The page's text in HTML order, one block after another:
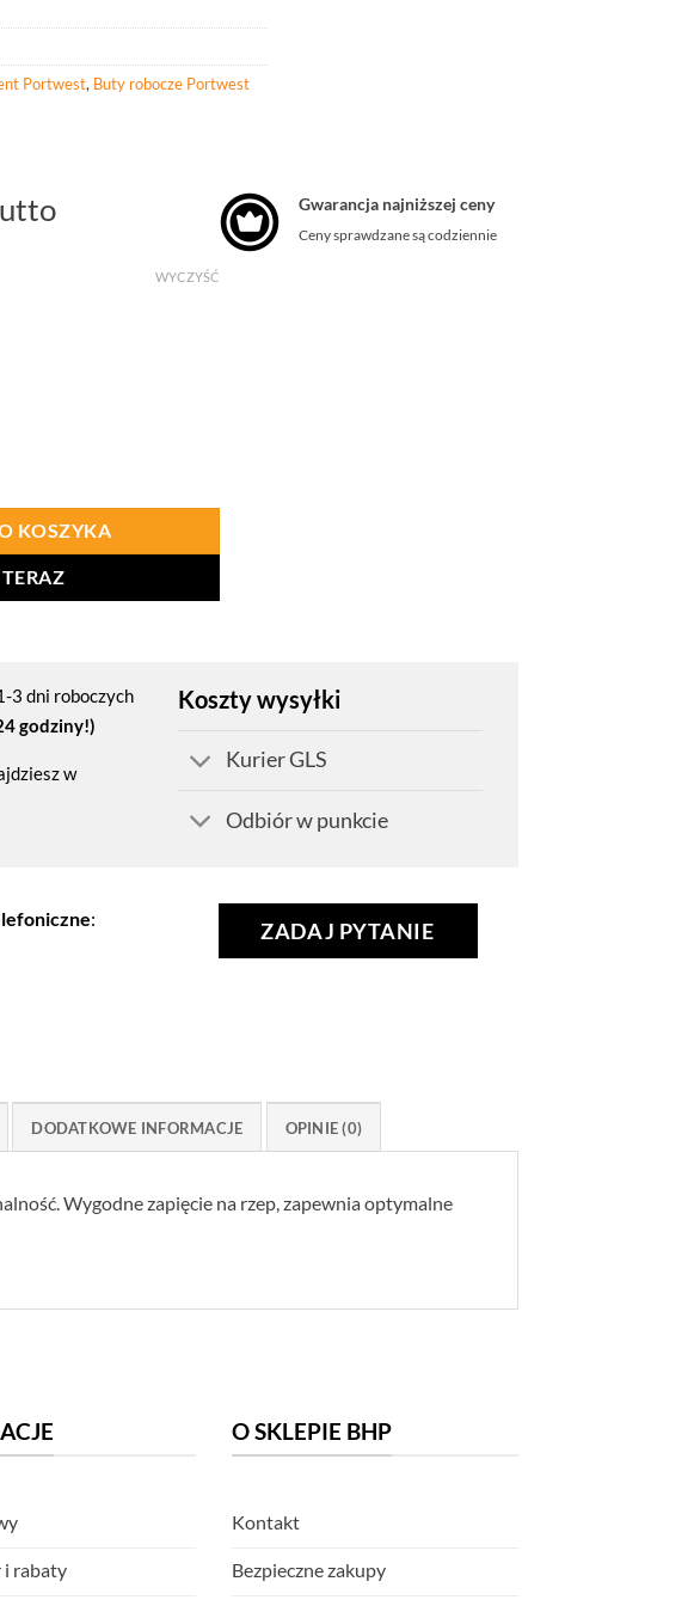
Portwest, Buty robocze Portwest
WYCZYŚĆ
KOSZYKA
Gwarancja najniższej ceny
Ceny sprawdzane są codziennie
3 dni roboczych
godziny!)
w
Koszty wysyłki
Kurier GLS
Odbiór w punkcie
:
ZADAJ PYTANIE
DODATKOWE INFORMACJE OPINIE (0)
Wygodne zapięcie na rzep, zapewnia optymalne
i rabaty
O SKLEPIE BHP
Kontakt
Bezpieczne zakupy